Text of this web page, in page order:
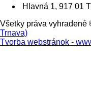
Hlavná 1, 917 01
Všetky práva vyhradené
Trnava)
Tvorba webstránok -